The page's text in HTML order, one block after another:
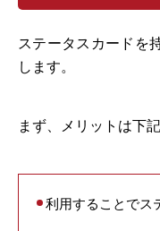
ステータスカードを
します。
まず、メリットは下
利用することでス